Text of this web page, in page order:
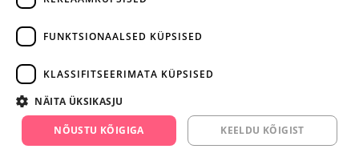
+372 668 3282
info@yesyes.ee
facebook.com/yesyes.ee
FUNKTSIONAALSED KÜPSISED
KLASSIFITSEERIMATA KÜPSISED
NÄITA ÜKSIKASJU
NÕUSTU KÕIGIGA KEELDU KÕIGIST